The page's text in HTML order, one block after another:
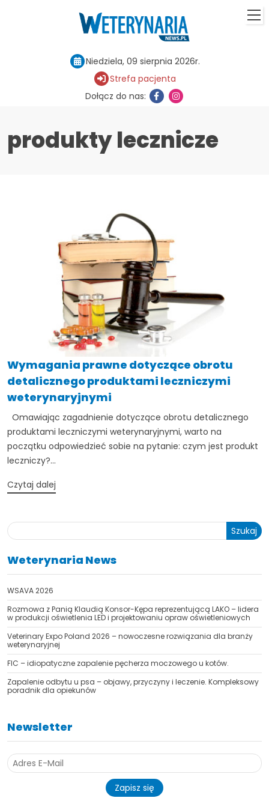
TAK, JESTEM PROFESIONALISTĄ
Nie jestem profesionalistą
Niedziela, 09 sierpnia 2026r.
Strefa pacjenta
Dołącz do nas:
produkty lecznicze
Wymagania prawne dotyczące obrotu
detalicznego produktami leczniczymi
weterynaryjnymi
Omawiając zagadnienie dotyczące obrotu detalicznego
produktami leczniczymi weterynaryjnymi, warto na
początku odpowiedzieć sobie na pytanie: czym jest produkt
leczniczy?...
Czytaj dalej
Szukaj
Weterynaria News
WSAVA 2026
Rozmowa z Panią Klaudią Konsor-Kępa reprezentującą LAKO – lidera
w produkcji oświetlenia LED i projektowaniu opraw oświetleniowych
Veterinary Expo Poland 2026 – nowoczesne rozwiązania dla branży
weterynaryjnej
FIC – idiopatyczne zapalenie pęcherza moczowego u kotów.
Zapalenie odbytu u psa – objawy, przyczyny i leczenie. Kompleksowy
poradnik dla opiekunów
Newsletter
Zapisz się